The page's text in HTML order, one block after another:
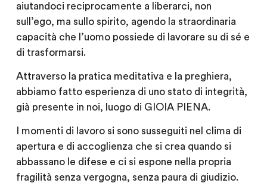
aiutandoci reciprocamente a liberarci, non
sull’ego, ma sullo spirito, agendo la straordinaria
capacità che l’uomo possiede di lavorare su di sé e
di trasformarsi.
Attraverso la pratica meditativa e la preghiera,
abbiamo fatto esperienza di uno stato di integrità,
già presente in noi, luogo di GIOIA PIENA.
I momenti di lavoro si sono susseguiti nel clima di
apertura e di accoglienza che si crea quando si
abbassano le difese e ci si espone nella propria
fragilità senza vergogna, senza paura di giudizio.